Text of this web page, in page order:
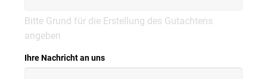
Bitte Grund für die Erstellung des Gutachtens
angeben
Ihre Nachricht an uns